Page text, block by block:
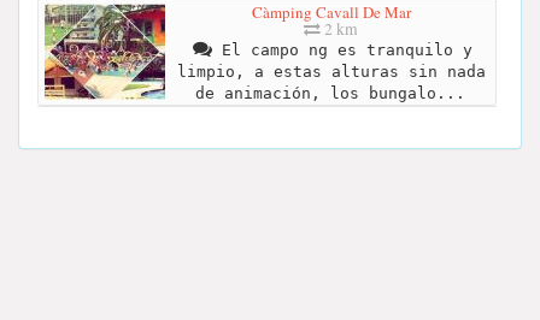
Càmping Cavall De Mar
2 km
El campo ng es tranquilo y
limpio, a estas alturas sin nada
de animación, los bungalo...